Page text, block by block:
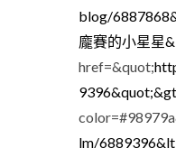
blog/
龐賽的小星星
href=&quot;
lm/